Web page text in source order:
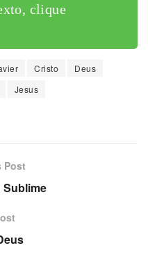
clique
Cristo
Deus
Jesus
Post
Sublime